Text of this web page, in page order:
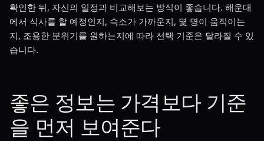
확인한 뒤, 자신의 일정과 비교해보는 방식이 좋습니다. 해운대
에서 식사를 할 예정인지, 숙소가 가까운지, 몇 명이 움직이는
지, 조용한 분위기를 원하는지에 따라 선택 기준은 달라질 수 있
습니다.
좋은 정보는 가격보다 기준
을 먼저 보여준다